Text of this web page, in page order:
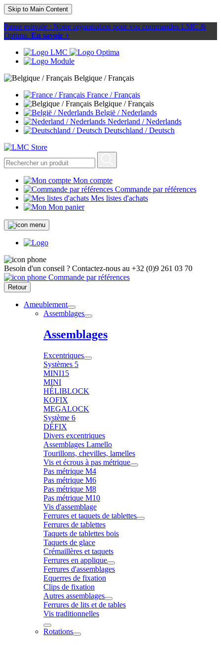
Skip to Main Content
Pause estivale : Notre organisation pour vos commandes LMC &
Optima. En savoir +
Belgique / Français
France / Français
Belgique / Français
België / Nederlands
Nederland / Nederlands
Deutschland / Deutsch
Mon compte
Commande par références
Mes listes d'achats
Mon panier
Besoin d'un conseil ? Contactez-nous au +32 (0)9 261 03 70
Commande par références
Retour
Ameublement
Assemblages
Assemblages
Excentriques
Systèmes 5
MINI15
MINI
HÉLIBLOCK
KOFIX
MEGALOCK
Système 6
DÉFIX
Divers excentriques
Assemblages Lamello
Tourillons, chevilles, lamelles
Vis et écrous à pas métrique
Pas métrique M4
Pas métrique M6
Pas métrique M8
Pas métrique M10
Vis d'assemblage
Ferrures et taquets de tablettes
Ferrures de tablettes
Taquets de tablettes bois
Taquets de glace
Crémaillères et taquets
Ferrures en applique
Ferrures d'assemblages
Equerres de fixation
Clips de fixation
Autres assemblages
Ferrures de lits et de tables
Vis traditionnelles
Rotations